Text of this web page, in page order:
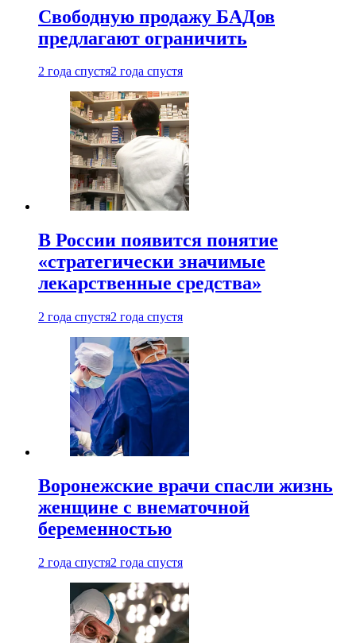
Свободную продажу БАДов
предлагают ограничить
2 года спустя2 года спустя
В России появится понятие
«стратегически значимые
лекарственные средства»
2 года спустя2 года спустя
Воронежские врачи спасли жизнь
женщине с внематочной
беременностью
2 года спустя2 года спустя